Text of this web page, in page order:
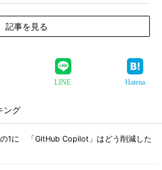
記事を見る
LINE Hatena
ング
の1に 「GitHub Copilot」はどう削減した